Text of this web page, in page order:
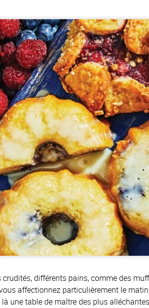
différents pains, comme des
affectionnez particulièrement le
une table de maître des plus